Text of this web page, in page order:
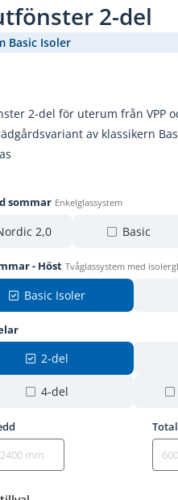
2-del
Basic Isoler
2-del för uterum från VPP
av klassikern
sommar Enkelglassystem
2,0 Basic
- Höst Tvåglassystem med
Basic Isoler
2-del
4-del